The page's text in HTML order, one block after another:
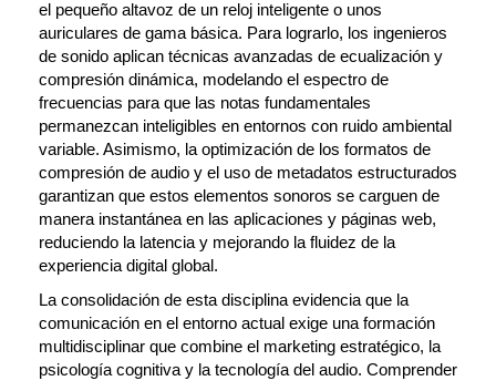
el pequeño altavoz de un reloj inteligente o unos
auriculares de gama básica. Para lograrlo, los ingenieros
de sonido aplican técnicas avanzadas de ecualización y
compresión dinámica, modelando el espectro de
frecuencias para que las notas fundamentales
permanezcan inteligibles en entornos con ruido ambiental
variable. Asimismo, la optimización de los formatos de
compresión de audio y el uso de metadatos estructurados
garantizan que estos elementos sonoros se carguen de
manera instantánea en las aplicaciones y páginas web,
reduciendo la latencia y mejorando la fluidez de la
experiencia digital global.
La consolidación de esta disciplina evidencia que la
comunicación en el entorno actual exige una formación
multidisciplinar que combine el marketing estratégico, la
psicología cognitiva y la tecnología del audio. Comprender